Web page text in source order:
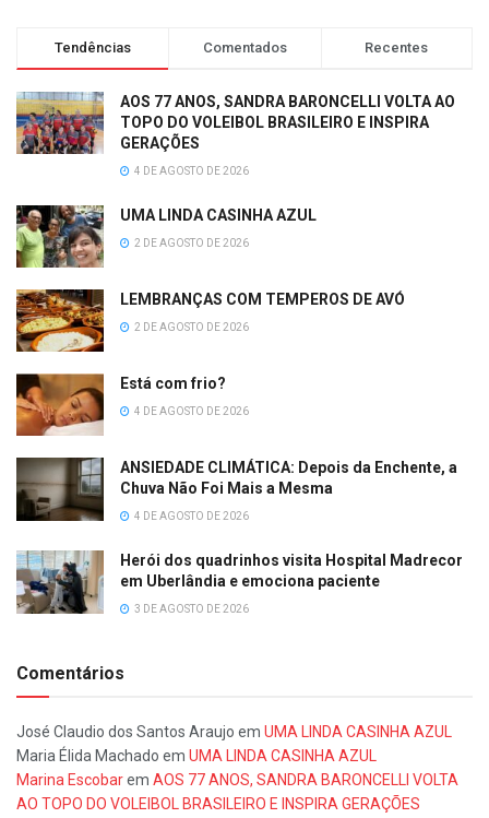
Tendências Comentados Recentes
AOS 77 ANOS, SANDRA BARONCELLI VOLTA AO
TOPO DO VOLEIBOL BRASILEIRO E INSPIRA
GERAÇÕES
4 DE AGOSTO DE 2026
UMA LINDA CASINHA AZUL
2 DE AGOSTO DE 2026
LEMBRANÇAS COM TEMPEROS DE AVÓ
2 DE AGOSTO DE 2026
Está com frio?
4 DE AGOSTO DE 2026
ANSIEDADE CLIMÁTICA: Depois da Enchente, a
Chuva Não Foi Mais a Mesma
4 DE AGOSTO DE 2026
Herói dos quadrinhos visita Hospital Madrecor
em Uberlândia e emociona paciente
3 DE AGOSTO DE 2026
Comentários
José Claudio dos Santos Araujo em UMA LINDA CASINHA AZUL
Maria Élida Machado em UMA LINDA CASINHA AZUL
Marina Escobarem AOS 77 ANOS, SANDRA BARONCELLI VOLTA
AO TOPO DO VOLEIBOL BRASILEIRO E INSPIRA GERAÇÕES